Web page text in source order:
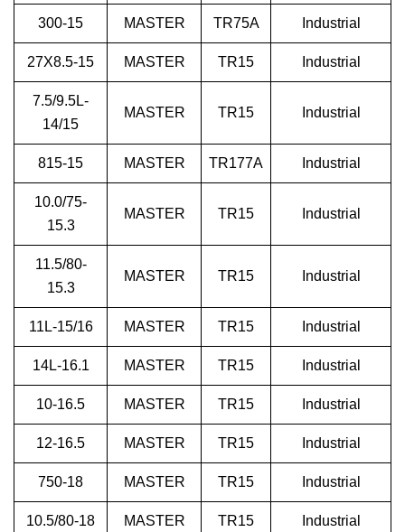
300-15 MASTER TR75A Industrial
27X8.5-15 MASTER TR15 Industrial
7.5/9.5L-
14/15
MASTER TR15 Industrial
815-15 MASTER TR177A Industrial
10.0/75-
15.3
MASTER TR15 Industrial
11.5/80-
15.3
MASTER TR15 Industrial
11L-15/16 MASTER TR15 Industrial
14L-16.1 MASTER TR15 Industrial
10-16.5 MASTER TR15 Industrial
12-16.5 MASTER TR15 Industrial
750-18 MASTER TR15 Industrial
10.5/80-18 MASTER TR15 Industrial